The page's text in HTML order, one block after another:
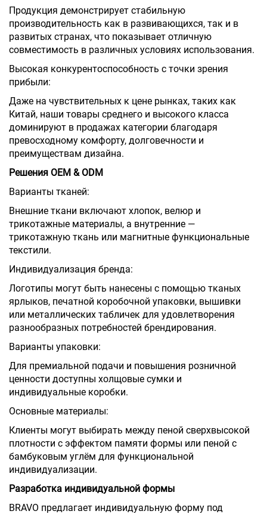
Продукция демонстрирует стабильную
производительность как в развивающихся, так и в
развитых странах, что показывает отличную
совместимость в различных условиях использования.
Высокая конкурентоспособность с точки зрения
прибыли:
Даже на чувствительных к цене рынках, таких как
Китай, наши товары среднего и высокого класса
доминируют в продажах категории благодаря
превосходному комфорту, долговечности и
преимуществам дизайна.
Решения OEM & ODM
Варианты тканей:
Внешние ткани включают хлопок, велюр и
трикотажные материалы, а внутренние —
трикотажную ткань или магнитные функциональные
текстили.
Индивидуализация бренда:
Логотипы могут быть нанесены с помощью тканых
ярлыков, печатной коробочной упаковки, вышивки
или металлических табличек для удовлетворения
разнообразных потребностей брендирования.
Варианты упаковки:
Для премиальной подачи и повышения розничной
ценности доступны холщовые сумки и
индивидуальные коробки.
Основные материалы:
Клиенты могут выбирать между пеной сверхвысокой
плотности с эффектом памяти формы или пеной с
бамбуковым углём для функциональной
индивидуализации.
Разработка индивидуальной формы
BRAVO предлагает индивидуальную форму под